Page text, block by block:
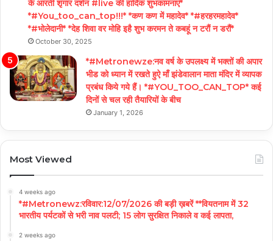
के आरती शृंगार दर्शन #live की हार्दिक शुभकामनाएं*
*#You_too_can_top!!!* *कण कण में महादेव* *#हरहरमहादेव*
*#भोलेदानी* *देह शिवा वर मोहि इहै शुभ करमन ते कबहूं न टरौं न डरौं*
October 30, 2025
*#Metronewze:नव वर्ष के उपलक्ष्य में भक्तों की अपार
भीड को ध्यान में रखते हुऐ माँ झंडेवालान माता मंदिर में व्यापक
प्रबंध किये गये हैं। *#YOU_TOO_CAN_TOP* कई
दिनों से चल रही तैयारियों के बीच
January 1, 2026
Most Viewed
4 weeks ago
*#Metronewz:रविवार:12/07/2026 की बड़ी ख़बरें **वियतनाम में 32
भारतीय पर्यटकों से भरी नाव पलटी; 15 लोग सुरक्षित निकाले व कई लापता,
2 weeks ago